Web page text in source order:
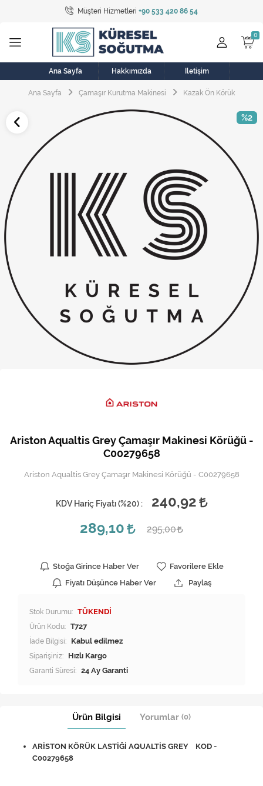
Müşteri Hizmetleri +90 533 420 86 54
Tüm Kategoriler
Bulaşık Makinesi
Buzdolabı
Çamaşır Kurutma Makinesi
Elektrikli Aksamlar
Elektrikli Süpürge
Fan
Fırın, Ocak ve Aspiratör
Klima
Kombi
Musluk
Soğutma Sistemleri
Şofben ve Termosifon
Ana Sayfa Hakkımızda İletişim
Ana Sayfa Çamaşır Kurutma Makinesi Kazak Ön Körük
%2
Ariston Aqualtis Grey Çamaşır Makinesi Körüğü -
C00279658
Ariston Aqualtis Grey Çamaşır Makinesi Körüğü - C00279658
KDV Hariç Fiyatı (%20) :
240,92
289,10
295,00
Stoğa Girince Haber Ver
Favorilere Ekle
Fiyatı Düşünce Haber Ver
Paylaş
Stok Durumu: TÜKENDİ
Ürün Kodu: T727
İade Bilgisi:
Siparişiniz: Hızlı Kargo
Garanti Süresi: 24 Ay Garanti
Ürün Bilgisi Yorumlar (0)
ARİSTON KÖRÜK LASTİĞİ AQUALTİS GREY KOD -
C00279658